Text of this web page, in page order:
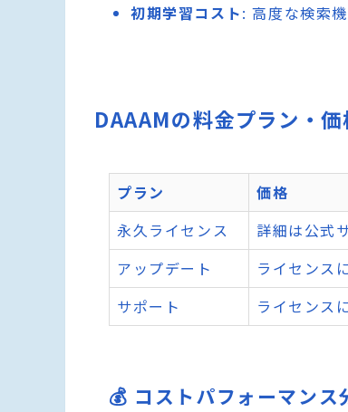
初期学習コスト: 高度な検索
DAAAMの料金プラン・価
プラン 価格
永久ライセンス
詳細は公式
アップデート
ライセンス
サポート
ライセンス
💰 コストパフォーマンス